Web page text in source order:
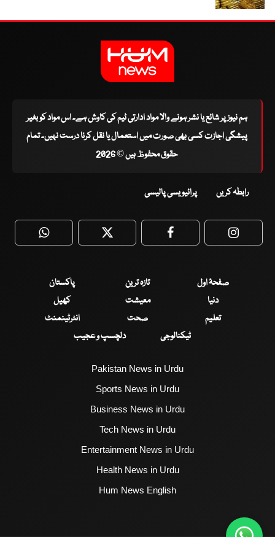
ہم نیوز پر شائع یا نشر ہونے والا مواد ادارتی ٹیم کی کاوش ہے۔ اس مواد کو بغیر
پیشگی اجازت کسی بھی صورت میں استعمال یا نقل کرنا درست نہیں۔ تمام
حقوق محفوظ ہیں © 2026
رابطہ کریں پرائیویسی پالیسی
WhatsApp Twitter Facebook
صفحۂ اول تازہ ترین
پاکستان
دنیا
معیشت
کھیل
تعلیم
صحت
انٹرٹینمنٹ
ٹیکنالوجی
دلچسپ و عجیب
Pakistan News in Urdu
Sports News in Urdu
Business News in Urdu
Tech News in Urdu
Entertainment News in Urdu
Health News in Urdu
Hum News English